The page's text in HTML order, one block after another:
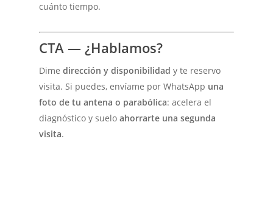
cuánto tiempo.
CTA — ¿Hablamos?
Dimedirección y disponibilidad y te reservo
visita. Si puedes, envíame por WhatsApp una
foto de tu antena o parabólica: acelera el
diagnóstico y sueloahorrarte una segunda
visita.